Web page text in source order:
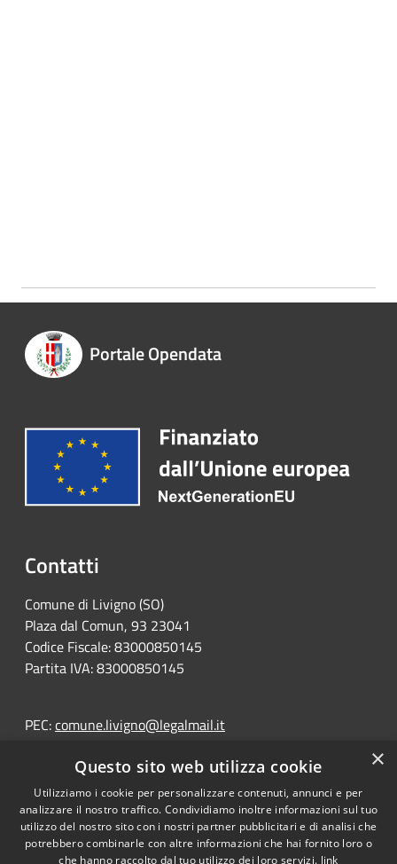
Portale Opendata
Contatti
Comune di Livigno (SO)
Plaza dal Comun, 93 23041
Codice Fiscale: 83000850145
Partita IVA: 83000850145
PEC:comune.livigno@legalmail.it
RSS
Copyright © 2026 • Portale
×
Questo sito web utilizza cookie
Utilizziamo i cookie per personalizzare contenuti, annunci e per
analizzare il nostro traffico. Condividiamo inoltre informazioni sul tuo
utilizzo del nostro sito con i nostri partner pubblicitari e di analisi che
potrebbero combinarle con altre informazioni che hai fornito loro o
che hanno raccolto dal tuo utilizzo dei loro servizi. link